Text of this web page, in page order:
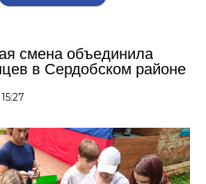
смена объединила
в Сердобском районе
15:27